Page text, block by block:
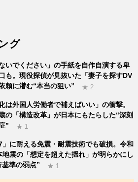
グ
ないでください」の手紙を自作自演する卑
も。現役探偵が見抜いた「妻子を探すDV
頼に潜む“本当の狙い”
★ 2
は外国人労働者で補えばいい」の衝撃。
の「構造改革」が日本にもたらした“深刻
”
★ 1
7」に耐える免震・耐震技術でも破損。令和
地震の「想定を超えた揺れ」が明らかにし
基準の弱点”
★ 1